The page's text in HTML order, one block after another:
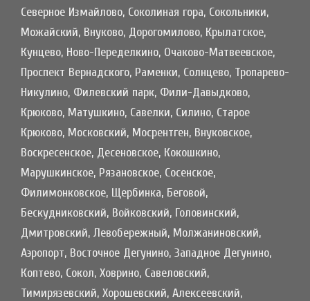
Северное Измайлово, Соколиная гора, Сокольники,
Можайский, Внуково, Дорогомилово, Крылатское,
Кунцево, Ново-Переделкино, Очаково-Матвеевское,
Проспект Вернадского, Раменки, Солнцево, Тропарево-
Никулино, Филевский парк, Фили-Давыдково,
Крюково, Матушкино, Савелки, Силино, Старое
Крюково, Московский, Мосрентген, Внуковское,
Воскресенское, Десеновское, Кокошкино,
Марушкинское, Рязановское, Сосенское,
Филимонковское, Щербинка, Беговой,
Бескудниковский, Войковский, Головинский,
Дмитровский, Левобережный, Молжаниновский,
Аэропорт, Восточное Дегунино, Западное Дегунино,
Коптево, Сокол, Ховрино, Савеловский,
Тимирязевский, Хорошевский, Алексеевский,